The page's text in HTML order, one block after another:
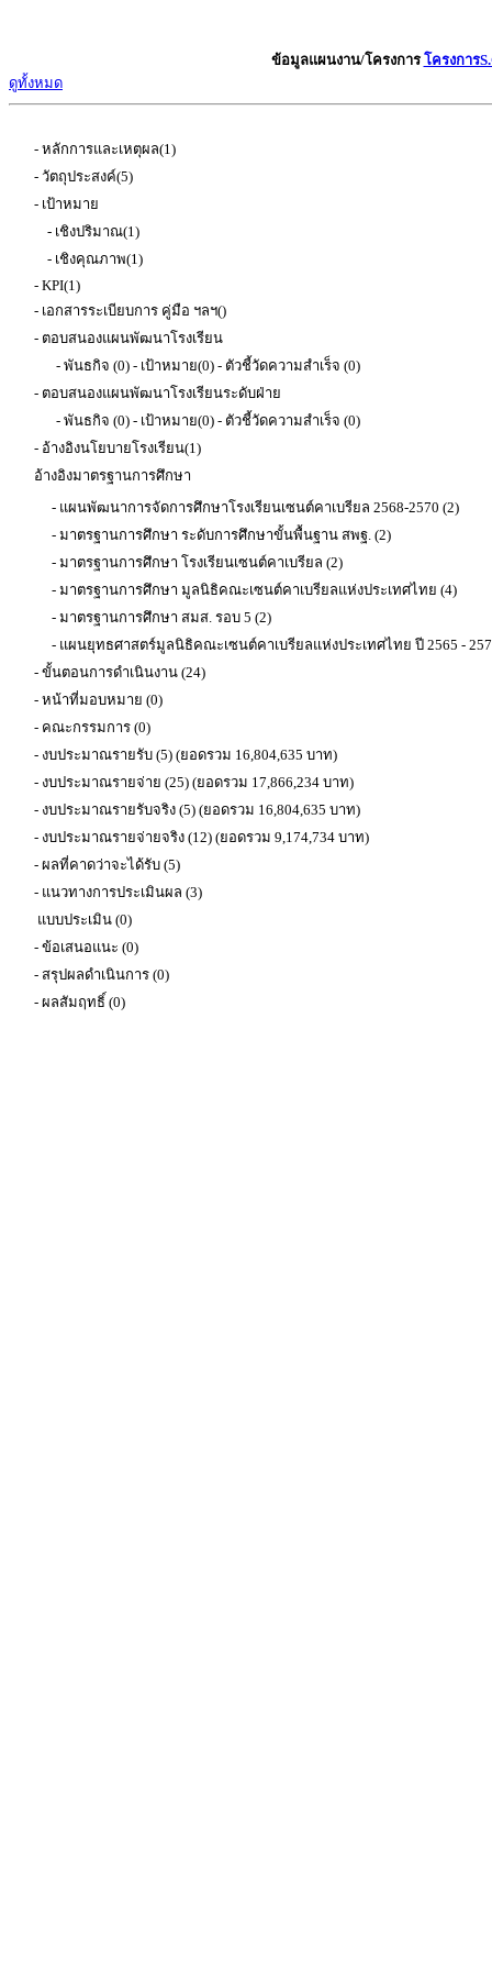
ข้อมูลแผนงาน/โครงการ โครงการ
ดูทั้งหมด
- หลักการและเหตุผล(1)
- วัตถุประสงค์(5)
- เป้าหมาย
- เชิงปริมาณ(1)
- เชิงคุณภาพ(1)
- KPI(1)
- เอกสารระเบียบการ คู่มือ ฯลฯ()
- ตอบสนองแผนพัฒนาโรงเรียน
- พันธกิจ (0) - เป้าหมาย(0) - ตัวชี้วัดความสำเร็จ (0)
- ตอบสนองแผนพัฒนาโรงเรียนระดับฝ่าย
- พันธกิจ (0) - เป้าหมาย(0) - ตัวชี้วัดความสำเร็จ (0)
- อ้างอิงนโยบายโรงเรียน(1)
อ้างอิงมาตรฐานการศึกษา
- แผนพัฒนาการจัดการศึกษาโรงเรียนเซนต์คาเบรียล 2568-2570 (2)
- มาตรฐานการศึกษา ระดับการศึกษาขั้นพื้นฐาน สพฐ. (2)
- มาตรฐานการศึกษา โรงเรียนเซนต์คาเบรียล (2)
- มาตรฐานการศึกษา มูลนิธิคณะเซนต์คาเบรียลแห่งประเทศไทย (4)
- มาตรฐานการศึกษา สมส. รอบ 5 (2)
- แผนยุทธศาสตร์มูลนิธิคณะเซนต์คาเบรียลแห่งประเทศไทย ปี 2565 -
- ขั้นตอนการดำเนินงาน (24)
- หน้าที่มอบหมาย (0)
- คณะกรรมการ (0)
- งบประมาณรายรับ (5) (ยอดรวม 16,804,635 บาท)
- งบประมาณรายจ่าย (25) (ยอดรวม 17,866,234 บาท)
- งบประมาณรายรับจริง (5) (ยอดรวม 16,804,635 บาท)
- งบประมาณรายจ่ายจริง (12) (ยอดรวม 9,174,734 บาท)
- ผลที่คาดว่าจะได้รับ (5)
- แนวทางการประเมินผล (3)
แบบประเมิน (0)
- ข้อเสนอแนะ (0)
- สรุปผลดำเนินการ (0)
- ผลสัมฤทธิ์ (0)